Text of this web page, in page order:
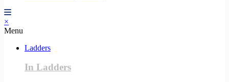
×
Menu
Ladders
In Ladders